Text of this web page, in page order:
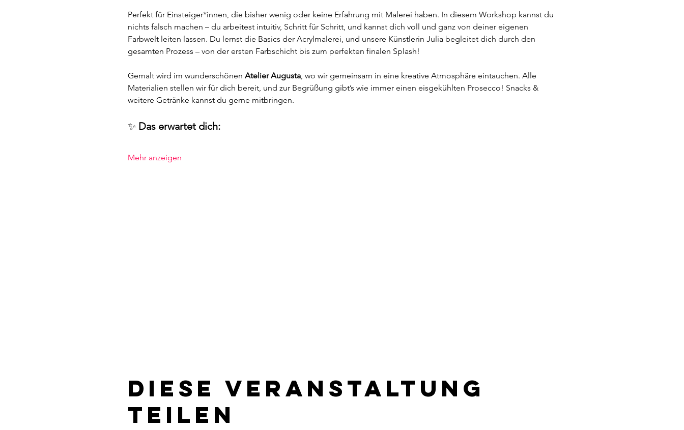
Perfekt für Einsteiger*innen, die bisher wenig oder keine Erfahrung mit Malerei haben. In diesem Workshop kannst du
nichts falsch machen – du arbeitest intuitiv, Schritt für Schritt, und kannst dich voll und ganz von deiner eigenen
Farbwelt leiten lassen. Du lernst die Basics der Acrylmalerei, und unsere Künstlerin Julia begleitet dich durch den
gesamten Prozess – von der ersten Farbschicht bis zum perfekten finalen Splash!
Gemalt wird im wunderschönen Atelier Augusta, wo wir gemeinsam in eine kreative Atmosphäre eintauchen. Alle
Materialien stellen wir für dich bereit, und zur Begrüßung gibt’s wie immer einen eisgekühlten Prosecco! Snacks &
weitere Getränke kannst du gerne mitbringen.
✨ Das erwartet dich:
Mehr anzeigen
Diese Veranstaltung
teilen